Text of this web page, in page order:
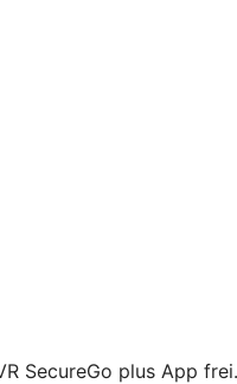
SecureGo plus App